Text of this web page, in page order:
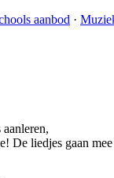
aanbod ·
De liedjes gaan